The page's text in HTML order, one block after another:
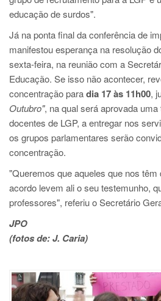
educação de surdos".
Já na ponta final da conferência de
manifestou esperança na resolução
sexta-feira, na reunião com a
Educação. Se isso não acontecer,
concentração paradia 17 às 11h00,
Outubro", na qual será aprovada
docentes de LGP, a entregar nos
os grupos parlamentares serão
concentração.
"Queremos que aqueles que nos
acordo levem ali o seu testemunho,
professores", referiu o Secretário
JPO
(fotos de: J. Caria)